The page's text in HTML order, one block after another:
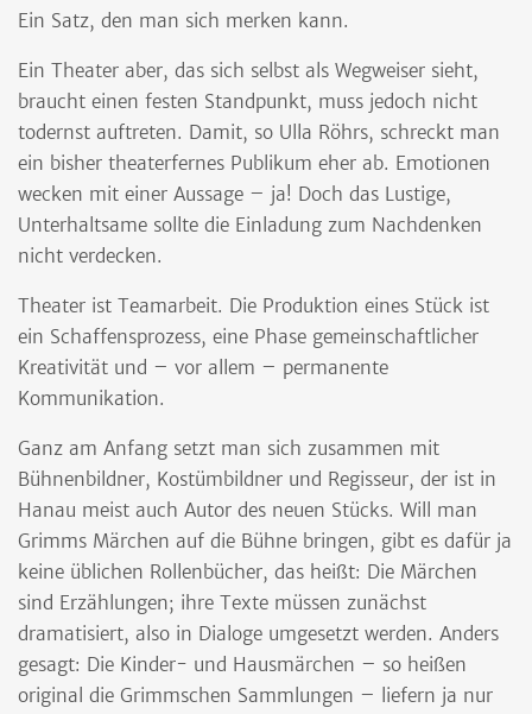
Ein Satz, den man sich merken kann.
Ein Theater aber, das sich selbst als Wegweiser sieht,
braucht einen festen Standpunkt, muss jedoch nicht
todernst auftreten. Damit, so Ulla Röhrs, schreckt man
ein bisher theaterfernes Publikum eher ab. Emotionen
wecken mit einer Aussage – ja! Doch das Lustige,
Unterhaltsame sollte die Einladung zum Nachdenken
nicht verdecken.
Theater ist Teamarbeit. Die Produktion eines Stück ist
ein Schaffensprozess, eine Phase gemeinschaftlicher
Kreativität und – vor allem – permanente
Kommunikation.
Ganz am Anfang setzt man sich zusammen mit
Bühnenbildner, Kostümbildner und Regisseur, der ist in
Hanau meist auch Autor des neuen Stücks. Will man
Grimms Märchen auf die Bühne bringen, gibt es dafür ja
keine üblichen Rollenbücher, das heißt: Die Märchen
sind Erzählungen; ihre Texte müssen zunächst
dramatisiert, also in Dialoge umgesetzt werden. Anders
gesagt: Die Kinder- und Hausmärchen – so heißen
original die Grimmschen Sammlungen – liefern ja nur